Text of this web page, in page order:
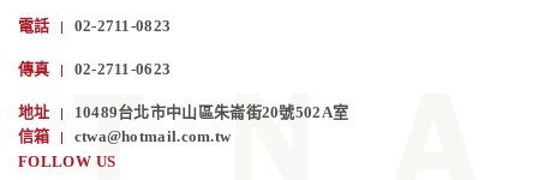
電話 02-2711-0823
傳真 02-2711-0623
地址
10489台北市中山區朱崙街20號502A室
信箱
ctwa@hotmail.com.tw
FOLLOW US